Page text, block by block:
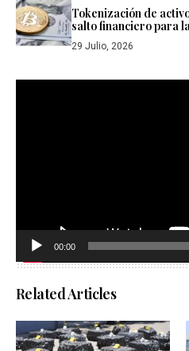
Tokenización de activos
salto financiero para
29 Julio, 2026
00:00
Related Articles